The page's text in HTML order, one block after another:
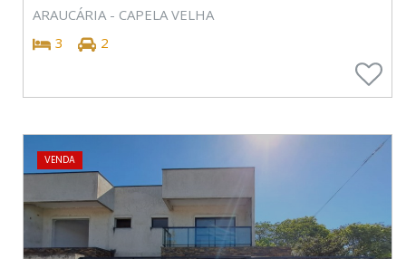
ARAUCÁRIA - CAPELA VELHA
3
2
VENDA